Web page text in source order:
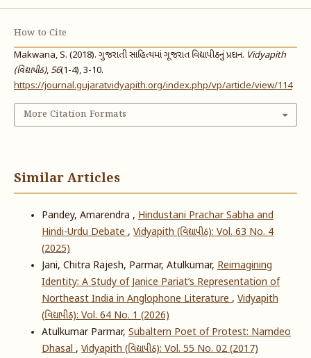
How to Cite
Makwana, S. (2018). ગુજરાતી સાહિત્યમાં ગૂજરાત વિદ્યાપીઠનું પ્રદાન. Vidyapith
(વિદ્યાપીઠ), 56(1-4), 3-10.
https://journal.gujaratvidyapith.org/index.php/vp/article/view/114
More Citation Formats
Similar Articles
Pandey, Amarendra , Hindustani Prachar Sabha and
Hindi-Urdu Debate , Vidyapith (વિદ્યાપીઠ): Vol. 63 No. 4
(2025)
Jani, Chitra Rajesh, Parmar, Atulkumar, Reimagining
Identity: A Study of Janice Pariat’s Representation of
Northeast India in Anglophone Literature , Vidyapith
(વિદ્યાપીઠ): Vol. 64 No. 1 (2026)
Atulkumar Parmar, Subaltern Poet of Protest: Namdeo
Dhasal , Vidyapith (વિદ્યાપીઠ): Vol. 55 No. 02 (2017)